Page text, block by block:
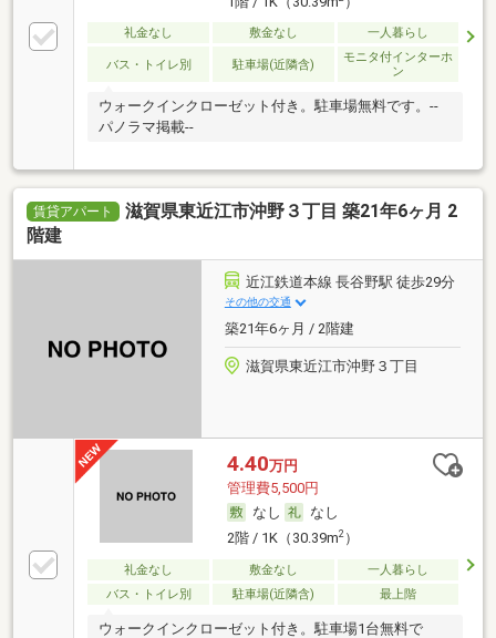
礼金なし 敷金なし 一人暮らし
バス・トイレ別 駐車場(近隣含)
モニタ付インターホ
ン
ウォークインクローゼット付き。駐車場無料です。--
パノラマ掲載--
賃貸アパート
滋賀県東近江市沖野３丁目 築21年6ヶ月 2
階建
近江鉄道本線 長谷野駅 徒歩29分
その他の交通
築21年6ヶ月 / 2階建
滋賀県東近江市沖野３丁目
4.40万円
管理費5,500円
なし
なし
2階 / 1K（30.39m2）
礼金なし 敷金なし
一人暮らし
バス・トイレ別
駐車場(近隣含) 最上階
ウォークインクローゼット付き。駐車場1台無料で